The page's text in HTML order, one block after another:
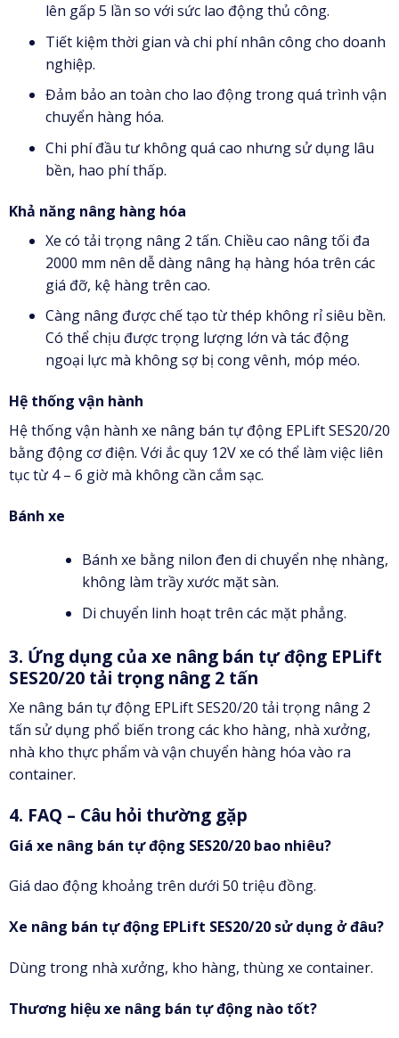
lên gấp 5 lần so với sức lao động thủ công.
Tiết kiệm thời gian và chi phí nhân công cho doanh
nghiệp.
Đảm bảo an toàn cho lao động trong quá trình vận
chuyển hàng hóa.
Chi phí đầu tư không quá cao nhưng sử dụng lâu
bền, hao phí thấp.
Khả năng nâng hàng hóa
Xe có tải trọng nâng 2 tấn. Chiều cao nâng tối đa
2000 mm nên dễ dàng nâng hạ hàng hóa trên các
giá đỡ, kệ hàng trên cao.
Càng nâng được chế tạo từ thép không rỉ siêu bền.
Có thể chịu được trọng lượng lớn và tác động
ngoại lực mà không sợ bị cong vênh, móp méo.
Hệ thống vận hành
Hệ thống vận hành xe nâng bán tự động EPLift SES20/20
bằng động cơ điện. Với ắc quy 12V xe có thể làm việc liên
tục từ 4 – 6 giờ mà không cần cắm sạc.
Bánh xe
Bánh xe bằng nilon đen di chuyển nhẹ nhàng,
không làm trầy xước mặt sàn.
Di chuyển linh hoạt trên các mặt phẳng.
3. Ứng dụng của xe nâng bán tự động EPLift
SES20/20 tải trọng nâng 2 tấn
Xe nâng bán tự động EPLift SES20/20 tải trọng nâng 2
tấn sử dụng phổ biến trong các kho hàng, nhà xưởng,
nhà kho thực phẩm và vận chuyển hàng hóa vào ra
container.
4. FAQ – Câu hỏi thường gặp
Giá xe nâng bán tự động SES20/20 bao nhiêu?
Giá dao động khoảng trên dưới 50 triệu đồng.
Xe nâng bán tự động EPLift SES20/20 sử dụng ở đâu?
Dùng trong nhà xưởng, kho hàng, thùng xe container.
Thương hiệu xe nâng bán tự động nào tốt?